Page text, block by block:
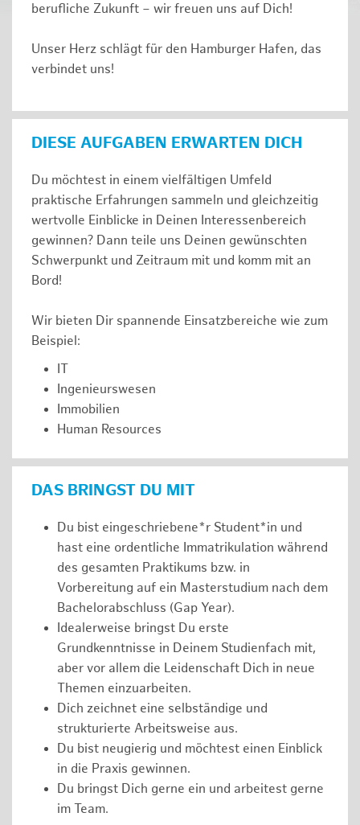
berufliche Zukunft – wir freuen uns auf Dich!
Unser Herz schlägt für den Hamburger Hafen, das
verbindet uns!
DIESE AUFGABEN ERWARTEN DICH
Du möchtest in einem vielfältigen Umfeld
praktische Erfahrungen sammeln und gleichzeitig
wertvolle Einblicke in Deinen Interessenbereich
gewinnen? Dann teile uns Deinen gewünschten
Schwerpunkt und Zeitraum mit und komm mit an
Bord!
Wir bieten Dir spannende Einsatzbereiche wie zum
Beispiel:
IT
Ingenieurswesen
Immobilien
Human Resources
DAS BRINGST DU MIT
Du bist eingeschriebene*r Student*in und
hast eine ordentliche Immatrikulation während
des gesamten Praktikums bzw. in
Vorbereitung auf ein Masterstudium nach dem
Bachelorabschluss (Gap Year).
Idealerweise bringst Du erste
Grundkenntnisse in Deinem Studienfach mit,
aber vor allem die Leidenschaft Dich in neue
Themen einzuarbeiten.
Dich zeichnet eine selbständige und
strukturierte Arbeitsweise aus.
Du bist neugierig und möchtest einen Einblick
in die Praxis gewinnen.
Du bringst Dich gerne ein und arbeitest gerne
im Team.